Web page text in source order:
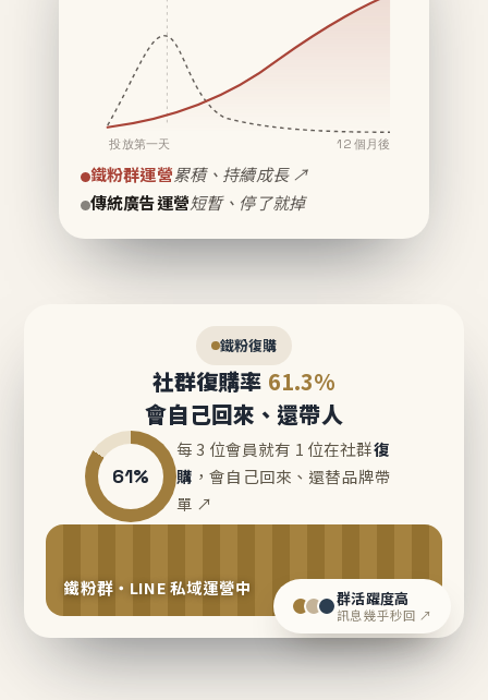
投放第一天 12 個月後
鐵粉群運營累積、持續成長 ↗
傳統廣告運營短暫、停了就掉
鐵粉復購
社群復購率 61.3%
會自己回來、還帶人
61%
每 3 位會員就有 1 位在社群復
購 ，會自己回來、還替品牌帶
單 ↗
鐵粉群・LINE 私域運營中 群活躍度高
訊息幾乎秒回 ↗